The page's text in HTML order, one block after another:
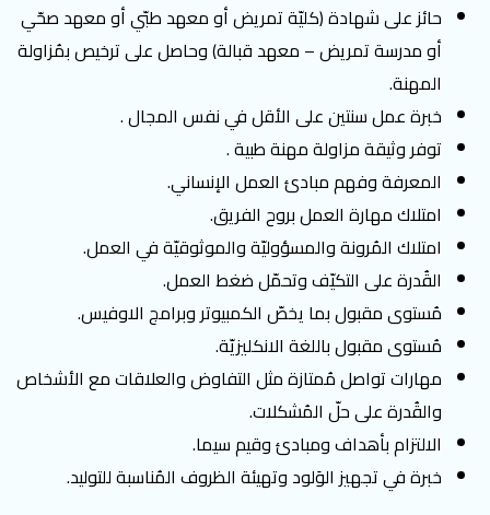
حائز على شهادة (كليّة تمريض أو معهد طبّي أو معهد صحّي
أو مدرسة تمريض – معهد قبالة) وحاصل على ترخيص بمُزاولة
المهنة.
خبرة عمل سنتين على الأقل في نفس المجال .
توفر وثيقة مزاولة مهنة طبية .
المعرفة وفهم مبادئ العمل الإنساني.
امتلاك مهارة العمل بروح الفريق.
امتلاك المُرونة والمسؤوليّة والموثوقيّة في العمل.
القُدرة على التكيّف وتحمّل ضغط العمل.
مُستوى مقبول بما يخصّ الكمبيوتر وبرامج الاوفيس.
مُستوى مقبول باللغة الانكليزيّة.
مهارات تواصل مُمتازة مثل التفاوض والعلاقات مع الأشخاص
والقُدرة على حلّ المُشكلات.
الالتزام بأهداف ومبادئ وقيم سيما.
خبرة في تجهيز الوَلود وتهيئة الظروف المُناسبة للتوليد.